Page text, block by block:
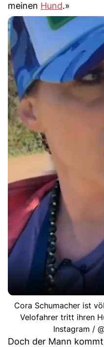
meinen Hund.»
Cora Schumacher ist
Velofahrer tritt ihren
Instagram /
Doch der Mann